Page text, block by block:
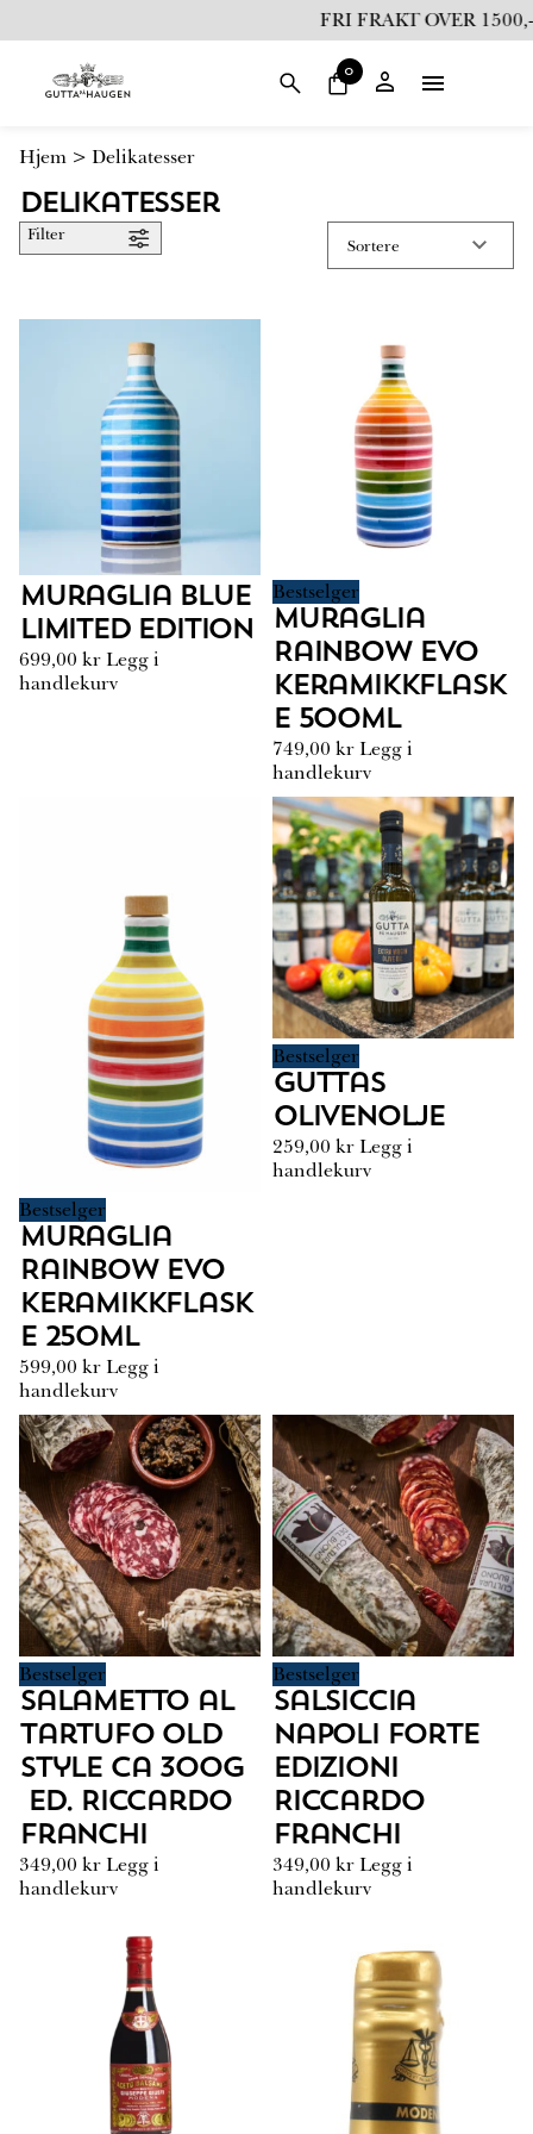
l
o
d
FRI FRAKT OVER 1500,-
0
Hjem > Delikatesser
Delikatesser
Filter
Muraglia Blue
Limited Edition
699,00 kr Legg i
handlekurv
Bestselger
Muraglia
Rainbow EVO
Keramikkflask
e 500ml
749,00 kr Legg i
handlekurv
Bestselger
Muraglia
Rainbow EVO
Keramikkflask
e 250ml
599,00 kr Legg i
handlekurv
Bestselger
Guttas
Olivenolje
259,00 kr Legg i
handlekurv
Bestselger
Salametto al
Tartufo Old
Style ca 300g
Ed. Riccardo
Franchi
349,00 kr Legg i
handlekurv
Bestselger
Salsiccia
Napoli Forte
Edizioni
Riccardo
Franchi
349,00 kr Legg i
handlekurv